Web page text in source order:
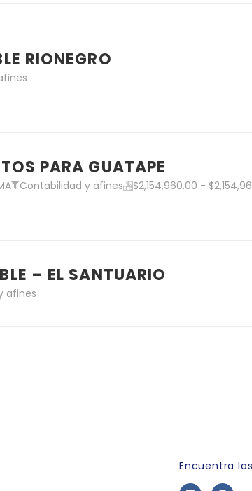
RIONEGRO
PARA GUATAPE
Contabilidad y afines $2,154,960.00 -
– EL SANTUARIO
afines
Encuentra